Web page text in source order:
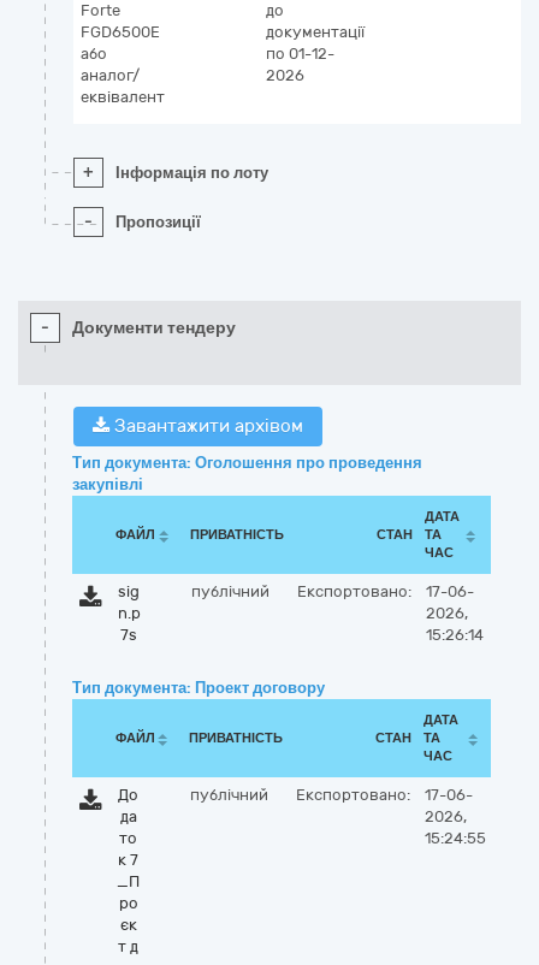
Forte
FGD6500E
або
аналог/
еквівалент
до
документації
по 01-12-
2026
+ Інформація по лоту
- Пропозиції
- Документи тендеру
Завантажити архівом
Тип документа: Оголошення про проведення
закупівлі
ФАЙЛ ПРИВАТНІСТЬ СТАН
ДАТА
ТА
ЧАС
sig
n.p
7s
публічний Експортовано:
17-06-
2026,
15:26:14
Тип документа: Проект договору
ФАЙЛ ПРИВАТНІСТЬ СТАН
ДАТА
ТА
ЧАС
До
да
то
к 7
_П
ро
єк
т д
публічний Експортовано:
17-06-
2026,
15:24:55